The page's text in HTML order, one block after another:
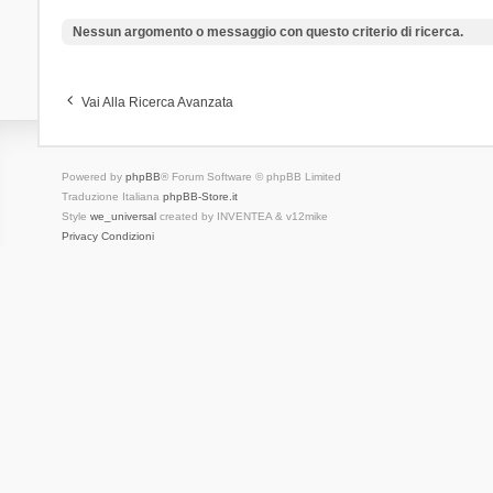
Nessun argomento o messaggio con questo criterio di ricerca.
Vai Alla Ricerca Avanzata
Powered by phpBB® Forum Software © phpBB Limited
Traduzione Italiana phpBB-Store.it
Style we_universalcreated by INVENTEA & v12mike
Privacy Condizioni